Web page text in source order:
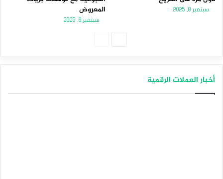
سبتمبر 8, 2025
المعروض
سبتمبر 6, 2025
أخبار العملات الرقمية